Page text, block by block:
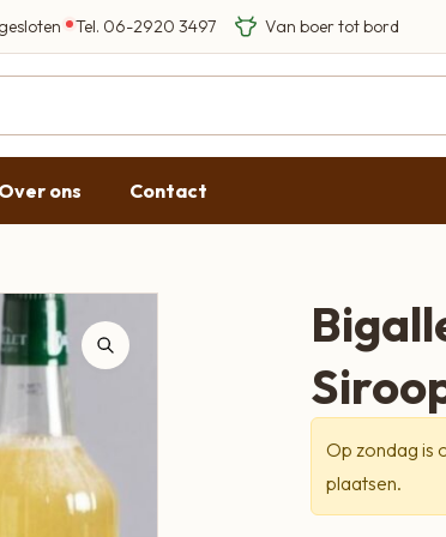
09:00 - 17:30
09:00 - 18:00
09:00 - 17:30
Tel. 06-2920 3497
Eigen Limousin runderen
Eerlijke streekproducten
Over ons Contact
Op zondag is
plaatsen.